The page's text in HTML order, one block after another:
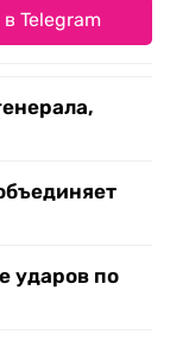
Telegram
ударов по